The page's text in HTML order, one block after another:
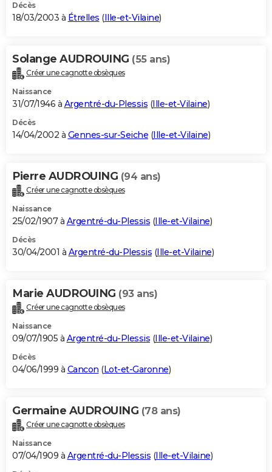
Décès
18/03/2003 à Étrelles (Ille-et-Vilaine)
Solange AUDROUING (55 ans)
Créer une cagnotte obsèques
Naissance
31/07/1946 à Argentré-du-Plessis (Ille-et-Vilaine)
Décès
14/04/2002 à Gennes-sur-Seiche (Ille-et-Vilaine)
Pierre AUDROUING (94 ans)
Créer une cagnotte obsèques
Naissance
25/02/1907 à Argentré-du-Plessis (Ille-et-Vilaine)
Décès
30/04/2001 à Argentré-du-Plessis (Ille-et-Vilaine)
Marie AUDROUING (93 ans)
Créer une cagnotte obsèques
Naissance
09/07/1905 à Argentré-du-Plessis (Ille-et-Vilaine)
Décès
04/06/1999 à Cancon (Lot-et-Garonne)
Germaine AUDROUING (78 ans)
Créer une cagnotte obsèques
Naissance
07/04/1909 à Argentré-du-Plessis (Ille-et-Vilaine)